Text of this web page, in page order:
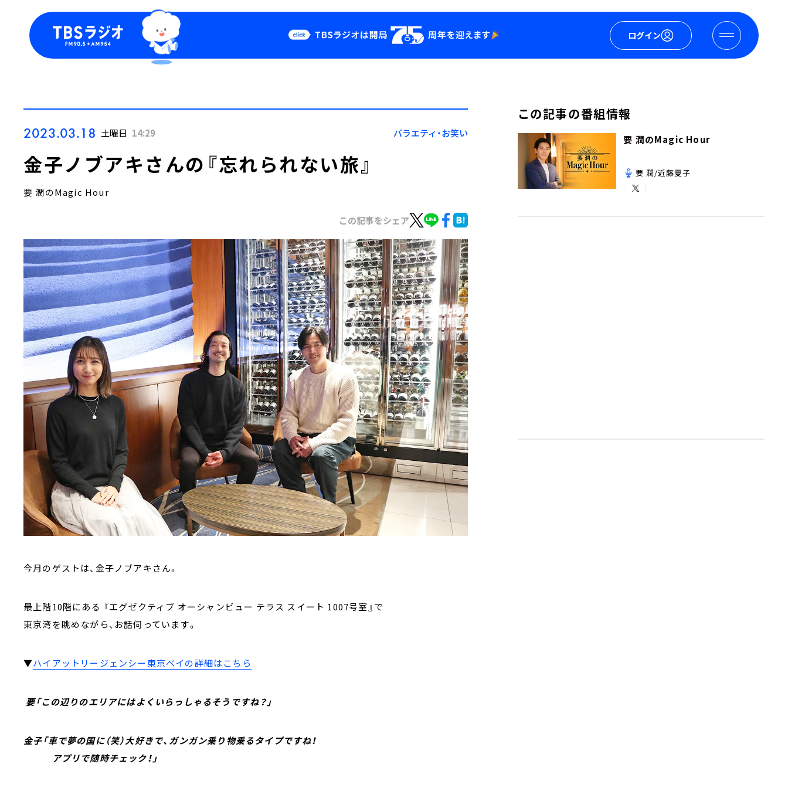
ログイン
Podcast
YouTube
会社情報
2023.03.18 土曜日 14:29 バラエティ・お笑い
金子ノブアキさんの『忘れられない旅』
要 潤のMagic Hour
この記事をシェア
今月のゲストは、金子ノブアキさん。
最上階10階にある 『エグゼクティブ オーシャンビュー テラス スイート 1007号室』で
東京湾を眺めながら、お話伺っています。
▼ハイアットリージェンシー東京ベイの詳細はこちら
要「この辺りのエリアにはよくいらっしゃるそうですね？」
金子「車で夢の国に（笑）大好きで、ガンガン乗り物乗るタイプですね！
アプリで随時チェック！」
この記事の番組情報
要 潤のMagic Hour
要 潤/近藤夏子